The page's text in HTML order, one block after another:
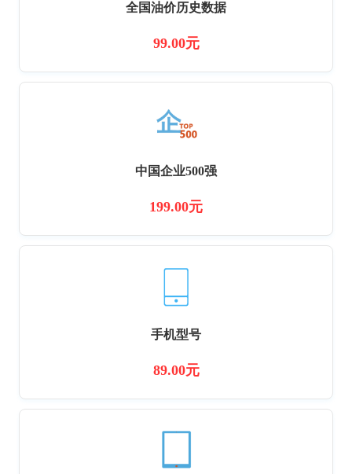
全国油价历史数据
99.00元
中国企业500强
199.00元
手机型号
89.00元